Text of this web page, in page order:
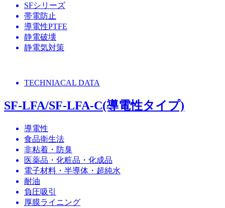
SFシリーズ
帯電防止
導電性PTFE
静電破壊
静電気対策
TECHNIACAL DATA
SF-LFA/SF-LFA-C(導電性タイプ)
導電性
食品衛生法
非粘着・防臭
医薬品・化粧品・化成品
電子材料・半導体・超純水
耐油
負圧吸引
厚膜ライニング